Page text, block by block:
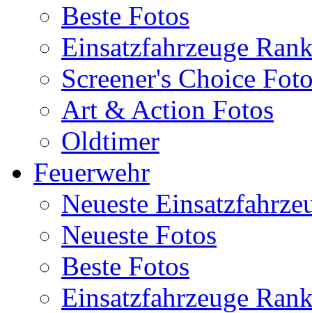
Beste Fotos
Einsatzfahrzeuge
Screener's Choice
Art & Action Fotos
Oldtimer
Feuerwehr
Neueste
Neueste Fotos
Beste Fotos
Einsatzfahrzeuge